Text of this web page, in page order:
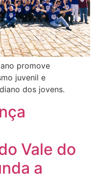
promove
juvenil e
dos jovens.
Vale do
a